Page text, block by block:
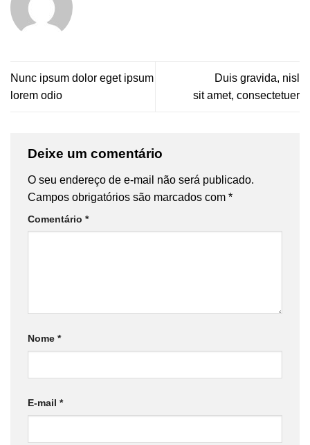
Nunc ipsum dolor eget ipsum
lorem odio
Duis gravida, nisl
sit amet, consectetuer
Deixe um comentário
O seu endereço de e-mail não será publicado.
Campos obrigatórios são marcados com *
Comentário *
Nome *
E-mail *